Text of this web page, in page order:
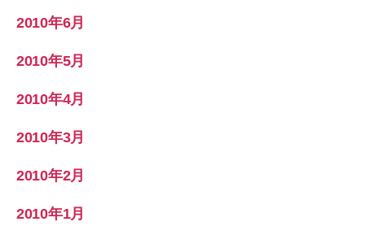
2010年6月
2010年5月
2010年4月
2010年3月
2010年2月
2010年1月